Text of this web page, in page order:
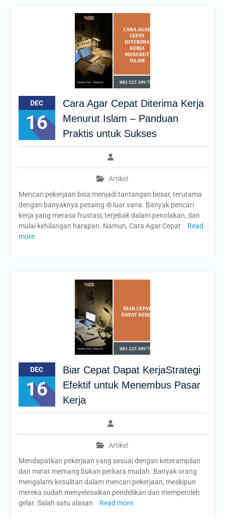
DEC
16
Cara Agar Cepat Diterima Kerja
Menurut Islam – Panduan
Praktis untuk Sukses
Artikel
Mencari pekerjaan bisa menjadi tantangan besar, terutama
dengan banyaknya pesaing di luar sana. Banyak pencari
kerja yang merasa frustasi, terjebak dalam penolakan, dan
mulai kehilangan harapan. Namun, Cara Agar Cepat
Read
more
DEC
16
Biar Cepat Dapat KerjaStrategi
Efektif untuk Menembus Pasar
Kerja
Artikel
Mendapatkan pekerjaan yang sesuai dengan keterampilan
dan minat memang bukan perkara mudah. Banyak orang
mengalami kesulitan dalam mencari pekerjaan, meskipun
mereka sudah menyelesaikan pendidikan dan memperoleh
gelar. Salah satu alasan
Read more